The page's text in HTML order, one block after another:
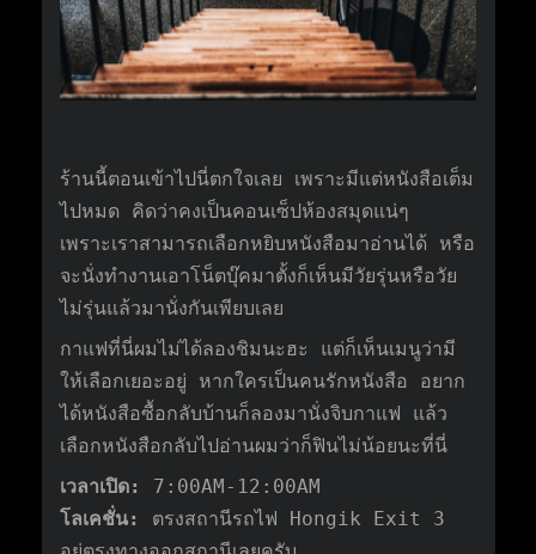
ร้านนี้ตอนเข้าไปนี่ตกใจเลย เพราะมีแต่หนังสือเต็ม
ไปหมด คิดว่าคงเป็นคอนเซ็ปห้องสมุดแน่ๆ
เพราะเราสามารถเลือกหยิบหนังสือมาอ่านได้ หรือ
จะนั่งทำงานเอาโน็ตบุ๊คมาตั้งก็เห็นมีวัยรุ่นหรือวัย
ไม่รุ่นแล้วมานั่งกันเพียบเลย
กาแฟที่นี่ผมไม่ได้ลองชิมนะฮะ แต่ก็เห็นเมนูว่ามี
ให้เลือกเยอะอยู่ หากใครเป็นคนรักหนังสือ อยาก
ได้หนังสือซื้อกลับบ้านก็ลองมานั่งจิบกาแฟ แล้ว
เลือกหนังสือกลับไปอ่านผมว่าก็ฟินไม่น้อยนะที่นี่
เวลาเปิด:
7:00AM-12:00AM
โลเคชั่น:
ตรงสถานีรถไฟ Hongik Exit 3